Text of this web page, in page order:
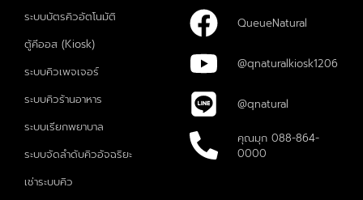
ระบบบัตรคิวอัตโนมัติ
ตู้คีออส (Kiosk)
ระบบคิวเพจเจอร์
ระบบคิวร้านอาหาร
ระบบเรียกพยาบาล
ระบบจัดลำดับคิวอัจฉริยะ
เช่าระบบคิว
QueueNatural
@qnaturalkiosk1206
@qnatural
คุณมุก 088-864-
0000